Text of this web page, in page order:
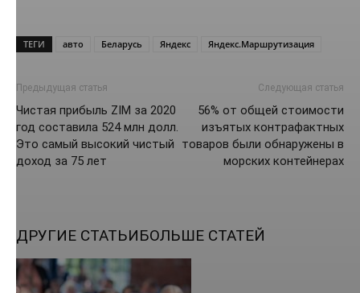
ТЕГИ авто Беларусь Яндекс Яндекс.Маршрутизация
Предыдущая статья
Чистая прибыль ZIM за 2020
год составила 524 млн долл.
Это самый высокий чистый
доход за 75 лет
Следующая статья
56% от общей стоимости
изъятых контрафактных
товаров были обнаружены в
морских контейнерах
ДРУГИЕ СТАТЬИБОЛЬШЕ СТАТЕЙ